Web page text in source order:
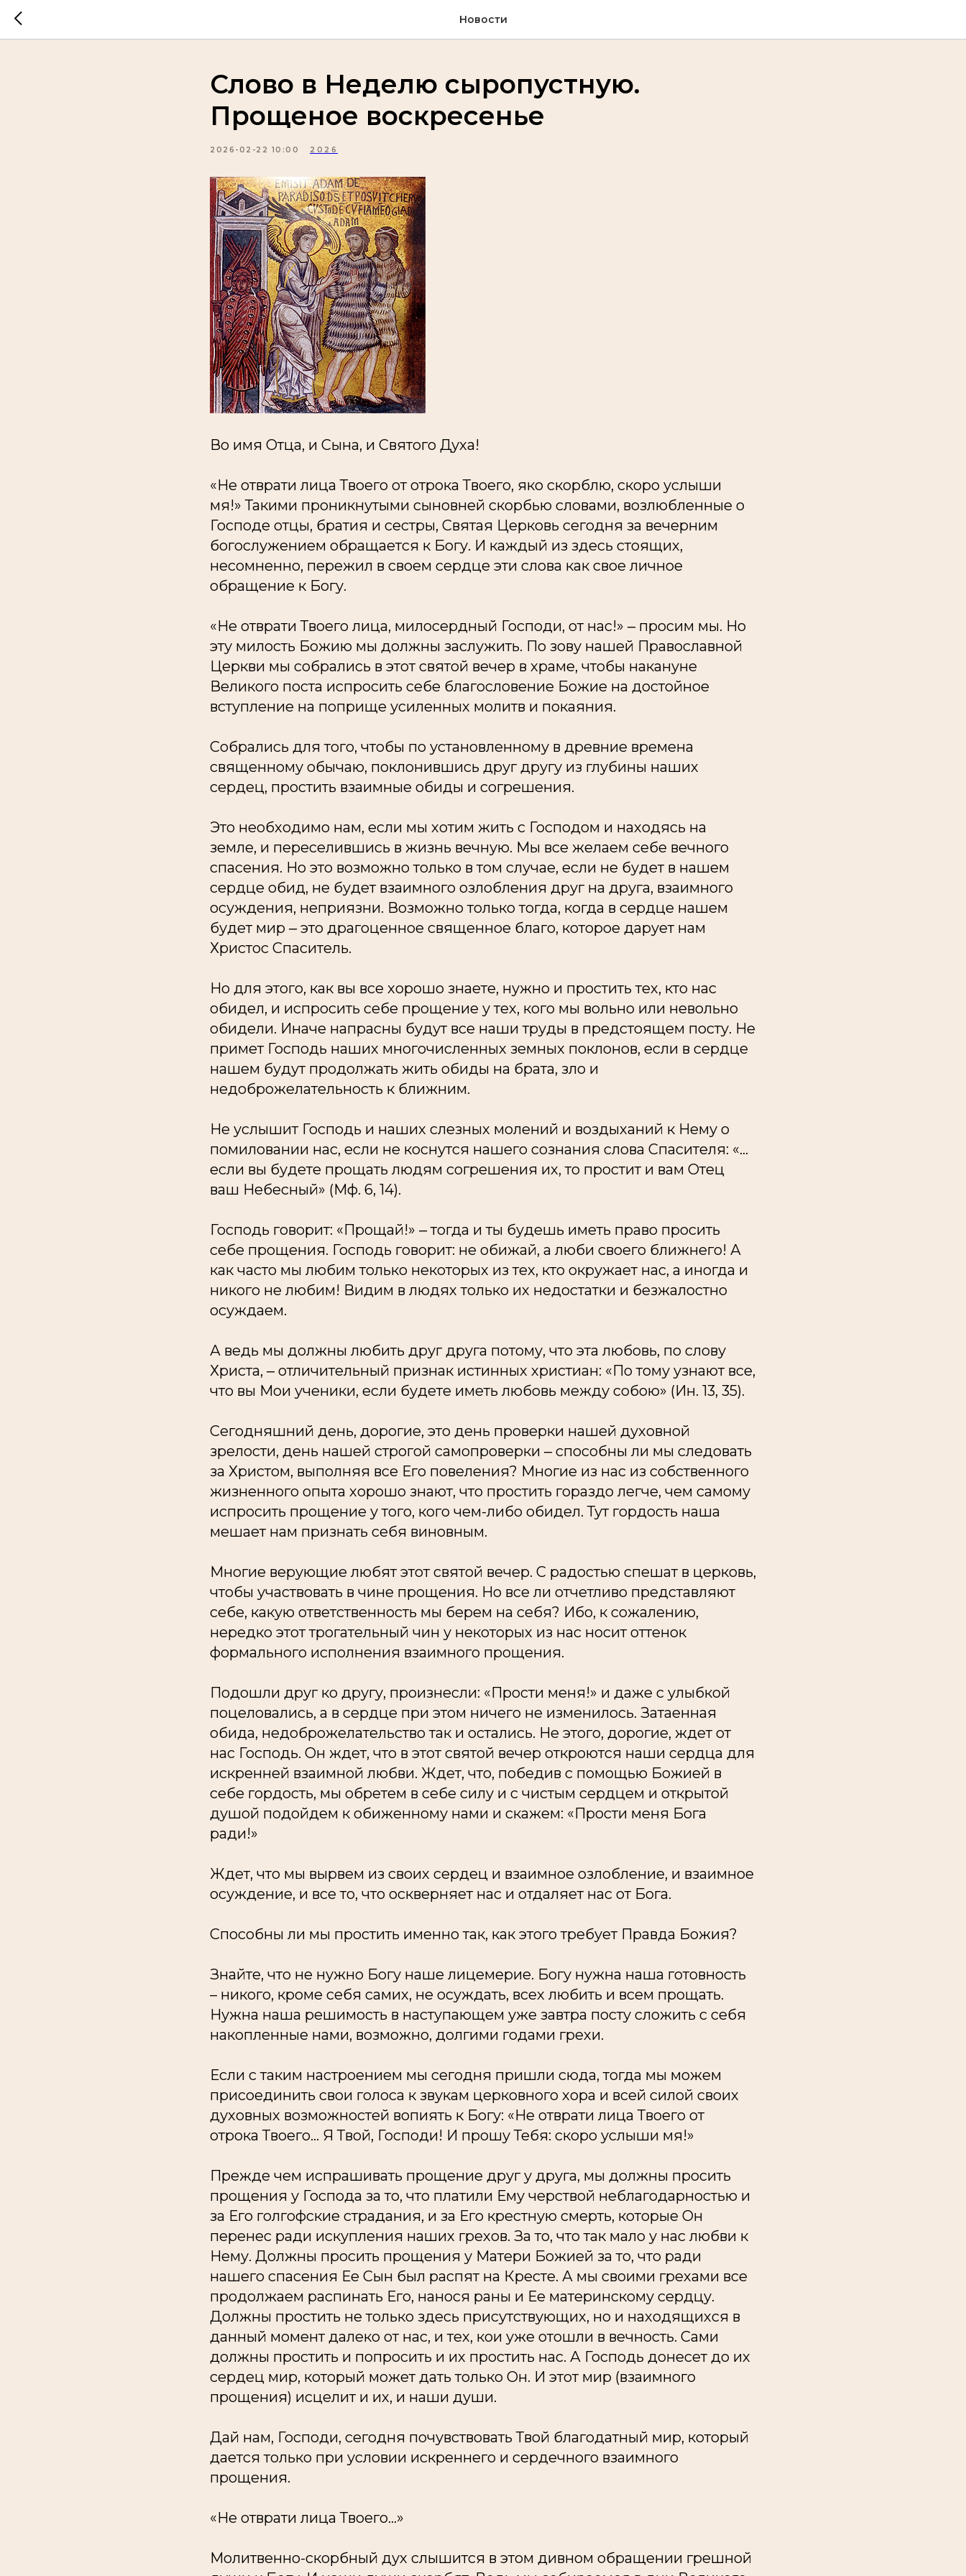
Новости
Слово в Неделю сыропустную.
Прощеное воскресенье
2026-02-22 10:00 2026
Во имя Отца, и Сына, и Святого Духа!
«Не отврати лица Твоего от отрока Твоего, яко скорблю, скоро услыши
мя!»Такими проникнутыми сыновней скорбью словами, возлюбленные о
Господе отцы, братия и сестры, Святая Церковь сегодня за вечерним
богослужением обращается к Богу. И каждый из здесь стоящих,
несомненно, пережил в своем сердце эти слова как свое личное
обращение к Богу.
«Не отврати Твоего лица, милосердный Господи, от нас!» ‒ просим мы. Но
эту милость Божию мы должны заслужить. По зову нашей Православной
Церкви мы собрались в этот святой вечер в храме, чтобы накануне
Великого поста испросить себе благословение Божие на достойное
вступление на поприще усиленных молитв и покаяния.
Собрались для того, чтобы по установленному в древние времена
священному обычаю, поклонившись друг другу из глубины наших
сердец, простить взаимные обиды и согрешения.
Это необходимо нам, если мы хотим жить с Господом и находясь на
земле, и переселившись в жизнь вечную. Мы все желаем себе вечного
спасения. Но это возможно только в том случае, если не будет в нашем
сердце обид, не будет взаимного озлобления друг на друга, взаимного
осуждения, неприязни. Возможно только тогда, когда в сердце нашем
будет мир ‒ это драгоценное священное благо, которое дарует нам
Христос Спаситель.
Но для этого, как вы все хорошо знаете, нужно и простить тех, кто нас
обидел, и испросить себе прощение у тех, кого мы вольно или невольно
обидели. Иначе напрасны будут все наши труды в предстоящем посту. Не
примет Господь наших многочисленных земных поклонов, если в сердце
нашем будут продолжать жить обиды на брата, зло и
недоброжелательность к ближним.
Не услышит Господь и наших слезных молений и воздыханий к Нему о
помиловании нас, если не коснутся нашего сознания слова Спасителя: «…
если вы будете прощать людям согрешения их, то простит и вам Отец
ваш Небесный» (Мф. 6, 14).
Господь говорит: «Прощай!» ‒ тогда и ты будешь иметь право просить
себе прощения. Господь говорит: не обижай, а люби своего ближнего! А
как часто мы любим только некоторых из тех, кто окружает нас, а иногда и
никого не любим! Видим в людях только их недостатки и безжалостно
осуждаем.
А ведь мы должны любить друг друга потому, что эта любовь, по слову
Христа, ‒ отличительный признак истинных христиан: «По тому узнают все,
что вы Мои ученики, если будете иметь любовь между собою» (Ин. 13, 35).
Сегодняшний день, дорогие, это день проверки нашей духовной
зрелости, день нашей строгой самопроверки ‒ способны ли мы следовать
за Христом, выполняя все Его повеления? Многие из нас из собственного
жизненного опыта хорошо знают, что простить гораздо легче, чем самому
испросить прощение у того, кого чем-либо обидел. Тут гордость наша
мешает нам признать себя виновным.
Многие верующие любят этот святой вечер. С радостью спешат в церковь,
чтобы участвовать в чине прощения. Но все ли отчетливо представляют
себе, какую ответственность мы берем на себя? Ибо, к сожалению,
нередко этот трогательный чин у некоторых из нас носит оттенок
формального исполнения взаимного прощения.
Подошли друг ко другу, произнесли: «Прости меня!» и даже с улыбкой
поцеловались, а в сердце при этом ничего не изменилось. Затаенная
обида, недоброжелательство так и остались. Не этого, дорогие, ждет от
нас Господь. Он ждет, что в этот святой вечер откроются наши сердца для
искренней взаимной любви. Ждет, что, победив с помощью Божией в
себе гордость, мы обретем в себе силу и с чистым сердцем и открытой
душой подойдем к обиженному нами и скажем: «Прости меня Бога
ради!»
Ждет, что мы вырвем из своих сердец и взаимное озлобление, и взаимное
осуждение, и все то, что оскверняет нас и отдаляет нас от Бога.
Способны ли мы простить именно так, как этого требует Правда Божия?
Знайте, что не нужно Богу наше лицемерие. Богу нужна наша готовность
– никого, кроме себя самих, не осуждать, всех любить и всем прощать.
Нужна наша решимость в наступающем уже завтра посту сложить с себя
накопленные нами, возможно, долгими годами грехи.
Если с таким настроением мы сегодня пришли сюда, тогда мы можем
присоединить свои голоса к звукам церковного хора и всей силой своих
духовных возможностей вопиять к Богу: «Не отврати лица Твоего от
отрока Твоего… Я Твой, Господи! И прошу Тебя: скоро услыши мя!»
Прежде чем испрашивать прощение друг у друга, мы должны просить
прощения у Господа за то, что платили Ему черствой неблагодарностью и
за Его голгофские страдания, и за Его крестную смерть, которые Он
перенес ради искупления наших грехов. За то, что так мало у нас любви к
Нему. Должны просить прощения у Матери Божией за то, что ради
нашего спасения Ее Сын был распят на Кресте. А мы своими грехами все
продолжаем распинать Его, нанося раны и Ее материнскому сердцу.
Должны простить не только здесь присутствующих, но и находящихся в
данный момент далеко от нас, и тех, кои уже отошли в вечность. Сами
должны простить и попросить и их простить нас. А Господь донесет до их
сердец мир, который может дать только Он. И этот мир (взаимного
прощения) исцелит и их, и наши души.
Дай нам, Господи, сегодня почувствовать Твой благодатный мир, который
дается только при условии искреннего и сердечного взаимного
прощения.
«Не отврати лица Твоего…»
Молитвенно-скорбный дух слышится в этом дивном обращении грешной